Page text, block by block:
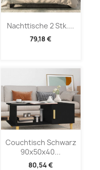
Nachttische 2 Stk....
79,18 €
Couchtisch Schwarz
90x50x40...
80,54 €